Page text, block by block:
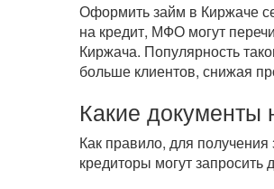
Оформить займ в Киржаче
на кредит, МФО могут
Киржача. Популярность
больше клиентов, снижая
Какие
Как правило, для
кредиторы могут запросить